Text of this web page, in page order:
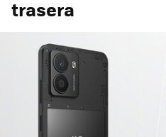
trasera